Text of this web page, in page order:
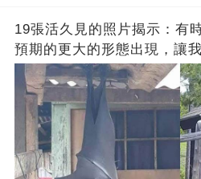
19張活久見的照片揭示：有
預期的更大的形態出現，讓
到驚嘆